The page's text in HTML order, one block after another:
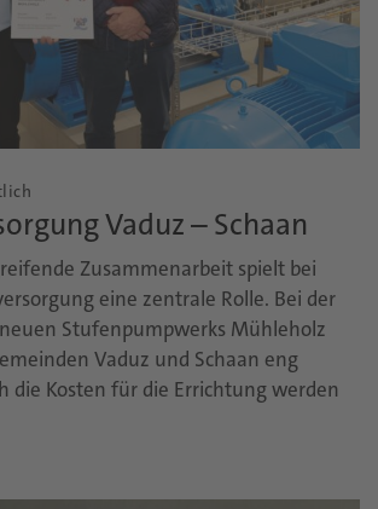
Vaduz – Schaan
Zusammenarbeit spielt bei
eine zentrale Rolle. Bei der
Stufenpumpwerks Mühleholz
Vaduz und Schaan eng
die Kosten für die Errichtung werden